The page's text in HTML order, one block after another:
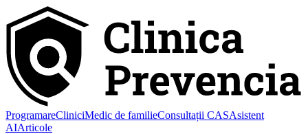
ProgramareCliniciMedic de familieConsultații CASAsistent
AIArticole